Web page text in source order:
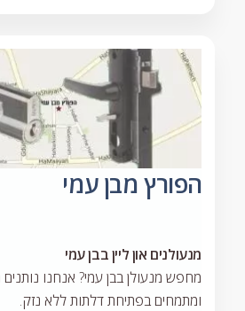
הפורץ מבן עמי
מנעולנים און ליין בבן עמי
ומתמחים בפתיחת דלתות ללא נזק.